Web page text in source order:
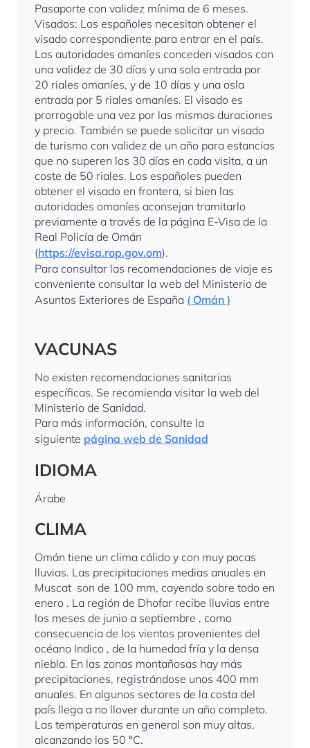
Pasaporte con validez mínima de 6 meses.
Visados: Los españoles necesitan obtener el
visado correspondiente para entrar en el país.
Las autoridades omaníes conceden visados con
una validez de 30 días y una sola entrada por
20 riales omaníes, y de 10 días y una osla
entrada por 5 riales omaníes. El visado es
prorrogable una vez por las mismas duraciones
y precio. También se puede solicitar un visado
de turismo con validez de un año para estancias
que no superen los 30 días en cada visita, a un
coste de 50 riales. Los españoles pueden
obtener el visado en frontera, si bien las
autoridades omaníes aconsejan tramitarlo
previamente a través de la página E-Visa de la
Real Policía de Omán
(https://evisa.rop.gov.om).
Para consultar las recomendaciones de viaje es
conveniente consultar la web del Ministerio de
Asuntos Exteriores de España ( Omán )
VACUNAS
No existen recomendaciones sanitarias
específicas. Se recomienda visitar la web del
Ministerio de Sanidad.
Para más información, consulte la
siguiente página web de Sanidad
IDIOMA
Árabe
CLIMA
Omán tiene un clima cálido y con muy pocas
lluvias. Las precipitaciones medias anuales en
Muscat son de 100 mm, cayendo sobre todo en
enero . La región de Dhofar recibe lluvias entre
los meses de junio a septiembre , como
consecuencia de los vientos provenientes del
océano Indico , de la humedad fría y la densa
niebla.​ En las zonas montañosas hay más
precipitaciones, registrándose unos 400 mm
anuales. En algunos sectores de la costa del
país llega a no llover durante un año completo.
Las temperaturas en general son muy altas,
alcanzando los 50 °C.